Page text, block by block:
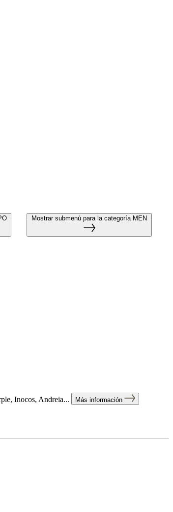
MEN Mostrar submenú para la categoría MEN
Inocos, Andreia... Más información